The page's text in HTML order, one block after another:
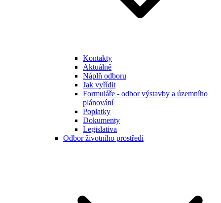
Kontakty
Aktuálně
Náplň odboru
Jak vyřídit
Formuláře - odbor výstavby a územního
plánování
Poplatky
Dokumenty
Legislativa
Odbor životního prostředí